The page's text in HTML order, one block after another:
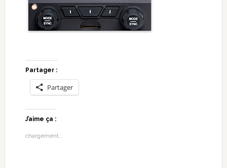
Partager :
Partager
J’aime ça :
chargement…